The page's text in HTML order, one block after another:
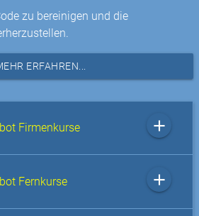
zu bereinigen und die
ERFAHREN...
Firmenkurse add
Fernkurse add